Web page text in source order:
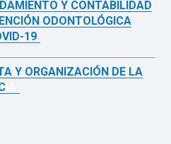
Y CONTABILIDAD
ODONTOLÓGICA
19
Y ORGANIZACIÓN DE LA
IA